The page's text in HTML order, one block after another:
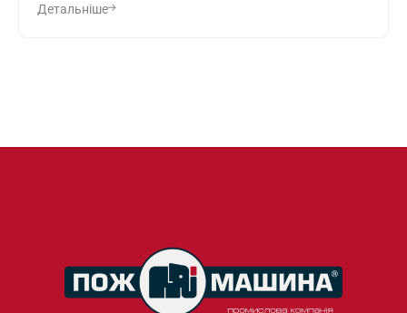
Детальніше